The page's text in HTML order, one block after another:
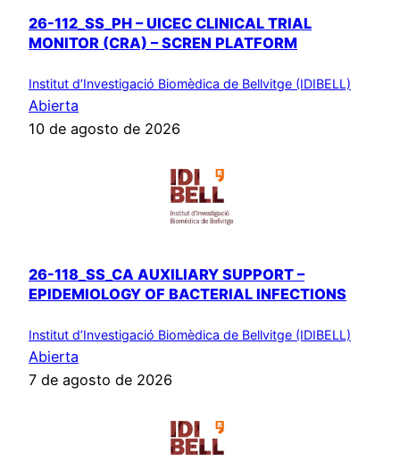
26-112_SS_PH – UICEC CLINICAL TRIAL
MONITOR (CRA) – SCREN PLATFORM
Institut d’Investigació Biomèdica de Bellvitge (IDIBELL)
Abierta
10 de agosto de 2026
26-118_SS_CA AUXILIARY SUPPORT –
EPIDEMIOLOGY OF BACTERIAL INFECTIONS
Institut d’Investigació Biomèdica de Bellvitge (IDIBELL)
Abierta
7 de agosto de 2026